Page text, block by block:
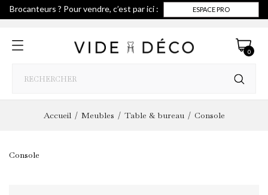
Brocanteurs ? Pour vendre, c’est par ici : ESPACE PRO
0
Accueil Meubles Table & bureau Console
Console